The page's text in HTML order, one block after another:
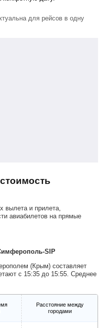
для рейсов в одну
вылета и прилета,
авиабилетов на прямые
SIP
(Крым) составляет
с 15:35 до 15:55. Среднее
Расстояние между
городами